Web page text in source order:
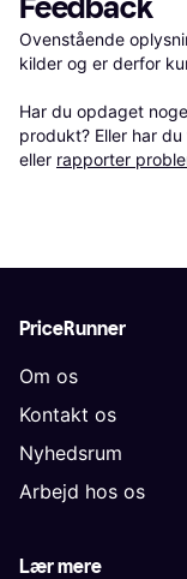
Feedback
Ovenstående
kilder og er derfor
Har du opdaget
produkt? Eller har
eller rapporter
PriceRunner
Om os
Kontakt os
Nyhedsrum
Arbejd hos os
Lær mere